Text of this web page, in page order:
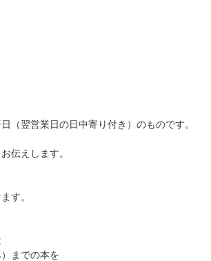
（翌営業日の日中寄り付き）のものです。
伝えします。
す。
までの本を